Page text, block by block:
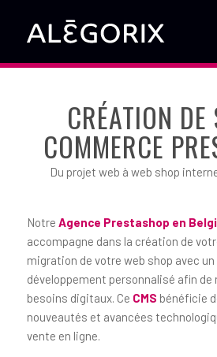
CRÉATION
COMMERCE
Du projet web à web shop
Notre Agence Prestashop en
accompagne dans la création de
migration de votre web shop avec
développement personnalisé afin de
besoins digitaux. Ce CMS bénéficie
nouveautés et avancées
vente en ligne.